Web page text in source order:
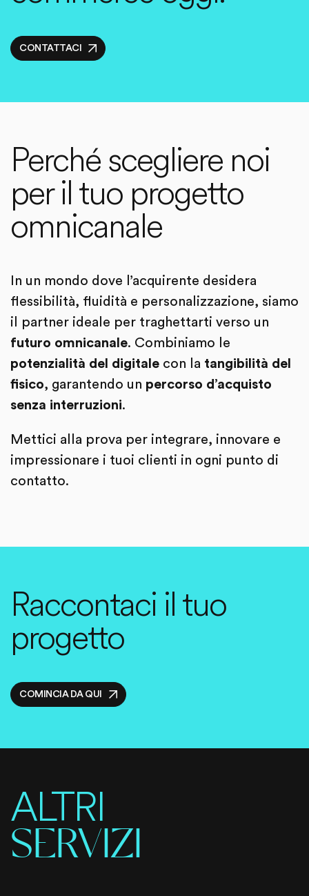
CONTATTACI
Perché scegliere noi
per il tuo progetto
omnicanale
In un mondo dove l’acquirente desidera
flessibilità, fluidità e personalizzazione, siamo
il partner ideale per traghettarti verso un
futuro omnicanale. Combiniamo le
potenzialità del digitale con la tangibilità del
fisico, garantendo un percorso d’acquisto
senza interruzioni.
Mettici alla prova per integrare, innovare e
impressionare i tuoi clienti in ogni punto di
contatto.
Raccontaci il tuo
progetto
COMINCIA DA QUI
ALTRI
SERVIZI